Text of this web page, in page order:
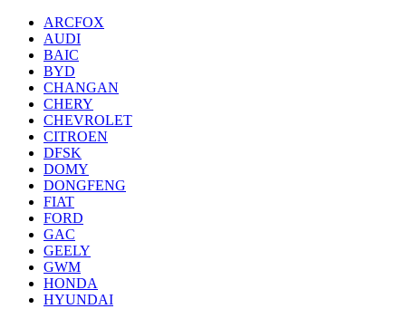
ARCFOX
AUDI
BAIC
BYD
CHANGAN
CHERY
CHEVROLET
CITROEN
DFSK
DOMY
DONGFENG
FIAT
FORD
GAC
GEELY
GWM
HONDA
HYUNDAI